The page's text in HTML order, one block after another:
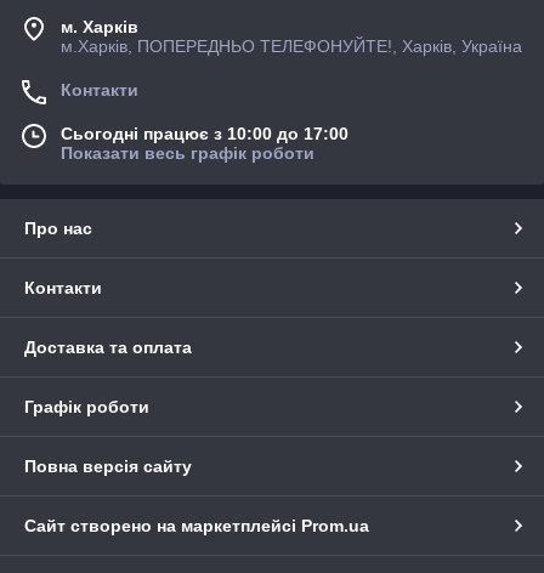
м. Харків
м.Харків, ПОПЕРЕДНЬО ТЕЛЕФОНУЙТЕ!, Харків, Україна
Контакти
Сьогодні працює з 10:00 до 17:00
Показати весь графік роботи
Про нас
Контакти
Доставка та оплата
Графік роботи
Повна версія сайту
Сайт створено на маркетплейсі Prom.ua